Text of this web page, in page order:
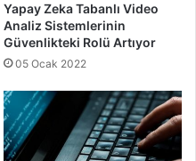
Yapay Zeka Tabanlı Video
Analiz Sistemlerinin
Güvenlikteki Rolü Artıyor
05 Ocak 2022